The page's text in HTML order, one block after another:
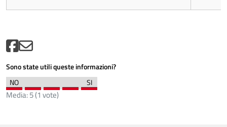
Sono state utili queste informazioni?
Media:5(1 vote)